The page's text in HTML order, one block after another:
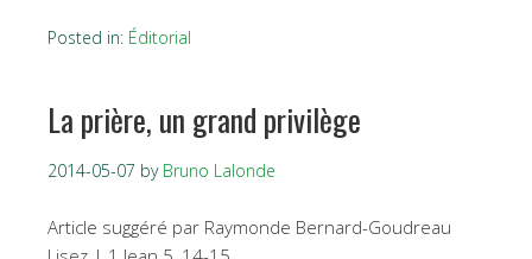
Posted in: Éditorial
La prière, un grand privilège
2014-05-07 by Bruno Lalonde
Article suggéré par Raymonde Bernard-Goudreau